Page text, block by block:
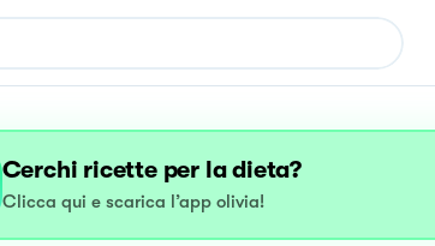
Cerchi ricette per la dieta?
Clicca qui e scarica l’app olivia!